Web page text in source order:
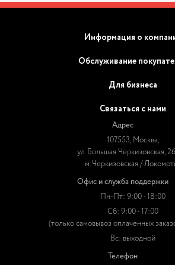
Информация о
Обслуживание
Для бизнеса
Связаться с нами
Адрес
107553, Москва,
ул. Большая Черкизовская,
м. Черкизовская /
Офис и служба поддержки
Пн-Пт: 9:00 - 18:00
Сб: 9:00 - 17:00
(только самовывоз оплаченных
Вс: выходной
Телефон